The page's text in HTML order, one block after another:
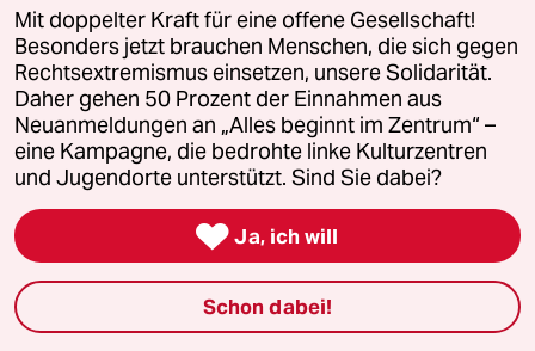
ePaper Login
Downloads für Abonnierende
© 2026 taz Verlags und Vertriebs GmbH
Alle Rechte vorbehalten. Bei rechtlichen Fragen oder für Genehmigungen
wenden Sie sich bitte an
lizenzen@taz.de
Feedback Redaktionsstatut Kommune-Richtlinien
Mit doppelter Kraft für eine offene Gesellschaft!
Besonders jetzt brauchen Menschen, die sich gegen
Rechtsextremismus einsetzen, unsere Solidarität.
Daher gehen 50 Prozent der Einnahmen aus
Neuanmeldungen an „Alles beginnt im Zentrum“ –
eine Kampagne, die bedrohte linke Kulturzentren
und Jugendorte unterstützt. Sind Sie dabei?
 Ja, ich will
Schon dabei!